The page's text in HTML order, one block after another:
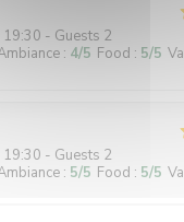
19:30 - Guests 2
: 4/5 Food : 5/5
19:30 - Guests 2
: 5/5 Food : 5/5